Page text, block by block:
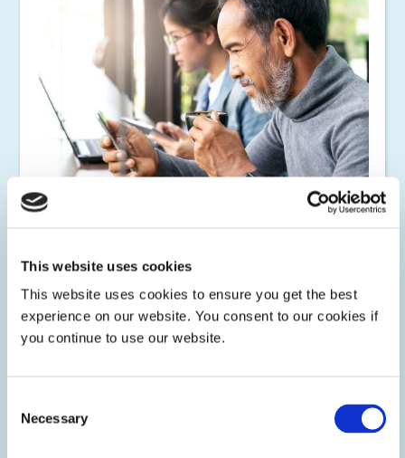
This website uses cookies
This website uses cookies to ensure you get the best
experience on our website. You consent to our cookies if
you continue to use our website.
Selection
Necessary
Dymax propose une large gamme de revêtements
photopolymérisables, d'encapsulants, d'adhésifs, de résines
de masquage, de composés de scellement, de fixation de
fils, de matériaux de renforcement et matériaux d'interface
thermique pour la protection des circuits et l'assemblage de